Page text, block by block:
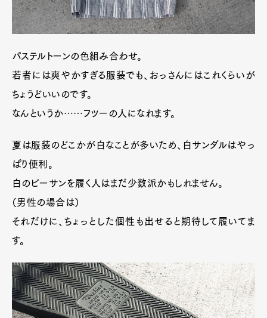
パステルトーンの色組み合わせ。
若者には爽やかすぎる服装でも、おっさんにはこれくらいが
ちょうどいいのです。
なんというか……フツーの人になれます。
夏は服装のどこかが白なことが多いため、白サンダルはやっ
ぱり便利。
白のビーサンを履く人はまだ少数派かもしれません。
（男性の場合は）
それだけに、ちょっとした個性も出せると期待して履いてま
す。